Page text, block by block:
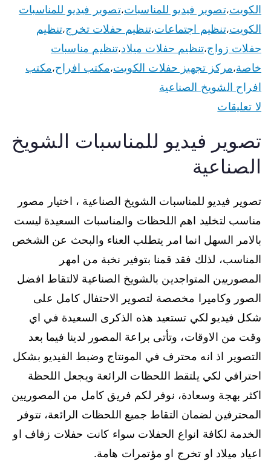
الكويت،تصوير فيديو للمناسبات،تصوير فيديو للمناسبات
الكويت،تنظيم اجتماعات،تنظيم حفلات تخرج،تنظيم
حفلات زواج،تنظيم حفلات ميلاد،تنظيم مناسبات
خاصة،مركز تجهيز حفلات الكويت،مكتب افراح،مكتب
افراح الشويخ الصناعية
لا تعليقات
تصوير فيديو للمناسبات الشويخ
الصناعية
تصوير فيديو للمناسبات الشويخ الصناعية ، اختيار مصور
مناسب لتخليد اهم اللحظات والمناسبات السعيدة ليست
بالامر السهل انما امر يتطلب العناء والبحث عن الشخص
المناسب، لذلك فقد قمنا بتوفير نخبة من امهر
المصوريين المتواجدين بالشويخ الصناعية لالتقاط افضل
الصور وكاميرا مخصصة لتصوير الاحتفال كامل على
شكل فيديو لكي تستعيد هذه الذكرى السعيدة في اي
وقت من الاوقات، وتأتى براعة المصور لدينا فيما بعد
التصوير اذ انه محترف في المونتاج وضبط الفيديو بشكل
احترافي لكي يلتقط اللحظات الرائعة ويجعل اللحظة
اكثر بهجة وسعادة، نوفر لكم فريق كامل من المصوريين
المحترفين لضمان التقاط جميع اللحظات الرائعة، تتوفر
الخدمة لكافة انواع الحفلات سواء كانت حفلات زفاف او
اعياد ميلاد او تخرج او مؤتمرات هامة.